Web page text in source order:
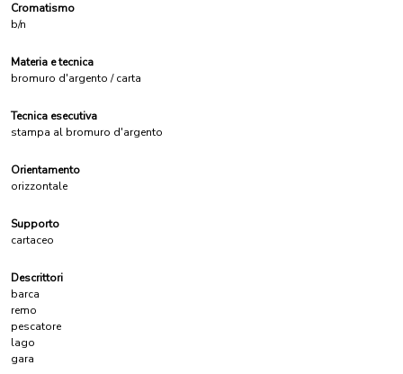
Cromatismo
b/n
Materia e tecnica
bromuro d'argento / carta
Tecnica esecutiva
stampa al bromuro d'argento
Orientamento
orizzontale
Supporto
cartaceo
Descrittori
barca
remo
pescatore
lago
gara